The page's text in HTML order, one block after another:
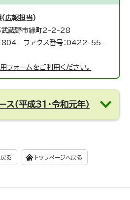
広報担当）
蔵野市緑町2-2-28
ファクス番号：0422-55-
フォームをご利用ください。
ス（平成31・令和元年）
る トップページへ戻る